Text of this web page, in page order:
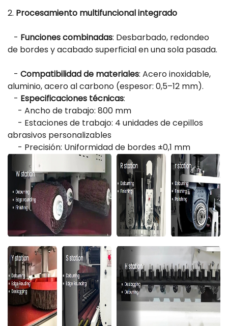
2. Procesamiento multifuncional integrado
- Funciones combinadas: Desbarbado, redondeo
de bordes y acabado superficial en una sola pasada.
- Compatibilidad de materiales: Acero inoxidable,
aluminio, acero al carbono (espesor: 0,5–12 mm).
- Especificaciones técnicas:
- Ancho de trabajo: 800 mm
- Estaciones de trabajo: 4 unidades de cepillos
abrasivos personalizables
- Precisión: Uniformidad de bordes ±0,1 mm